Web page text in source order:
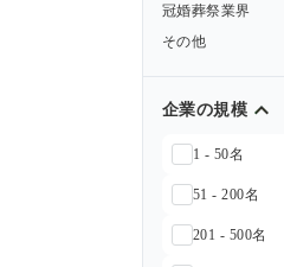
冠婚葬祭業界
その他
企業の規模
1 - 50名
51 - 200名
201 - 500名